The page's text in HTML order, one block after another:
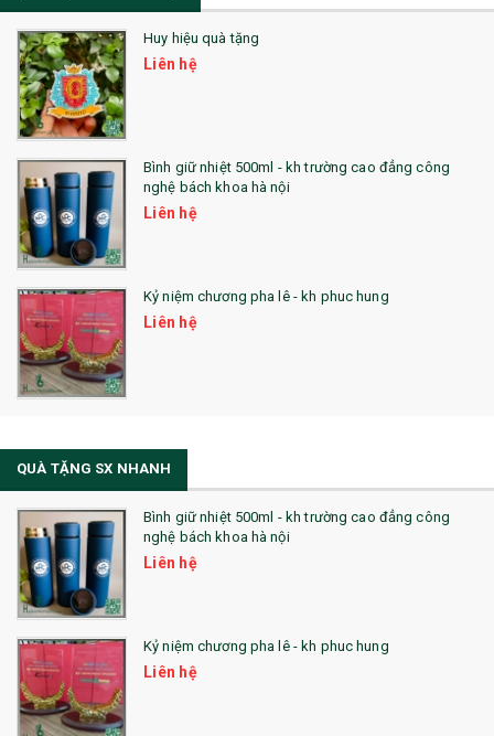
Huy hiệu quà tặng
Liên hệ
Bình giữ nhiệt 500ml - kh trường cao đẳng công
nghệ bách khoa hà nội
Liên hệ
Kỷ niệm chương pha lê - kh phuc hung
Liên hệ
QUÀ TẶNG SX NHANH
Bình giữ nhiệt 500ml - kh trường cao đẳng công
nghệ bách khoa hà nội
Liên hệ
Kỷ niệm chương pha lê - kh phuc hung
Liên hệ